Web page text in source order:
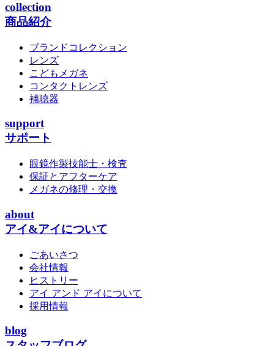
collection
商品紹介
ブランドコレクション
レンズ
こどもメガネ
コンタクトレンズ
補聴器
support
サポート
眼鏡作製技能士・検査
保証とアフターケア
メガネの修理・交換
about
アイ&アイについて
ごあいさつ
会社情報
ヒストリー
アイ アンド アイについて
採用情報
blog